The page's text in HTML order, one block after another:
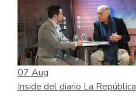
07 Aug
Inside del diario La República